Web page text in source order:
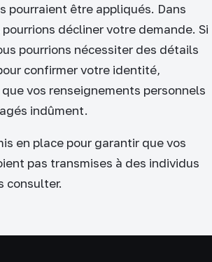
pourraient être appliqués. Dans
décliner votre demande. Si
pourrions nécessiter des détails
confirmer votre identité,
vos renseignements personnels
indûment.
en place pour garantir que vos
pas transmises à des individus
consulter.